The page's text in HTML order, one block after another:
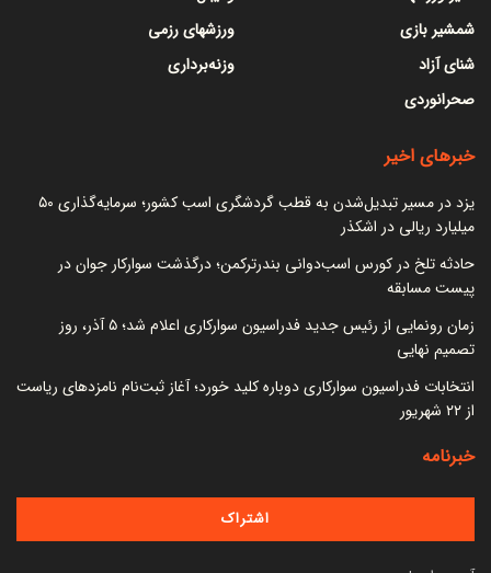
شمشیر بازی
شنای آزاد
صحرانوردی
ورزشهای رزمی
وزنه‌برداری
خبرهای اخیر
یزد در مسیر تبدیل‌شدن به قطب گردشگری اسب کشور؛ سرمایه‌گذاری ۵۰
میلیارد ریالی در اشکذر
حادثه تلخ در کورس اسب‌دوانی بندرترکمن؛ درگذشت سوارکار جوان در
پیست مسابقه
زمان رونمایی از رئیس جدید فدراسیون سوارکاری اعلام شد؛ ۵ آذر، روز
تصمیم نهایی
انتخابات فدراسیون سوارکاری دوباره کلید خورد؛ آغاز ثبت‌نام نامزدهای ریاست
از ۲۲ شهریور
خبرنامه